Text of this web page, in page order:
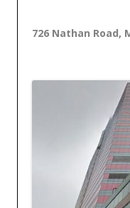
726 Nathan Road,